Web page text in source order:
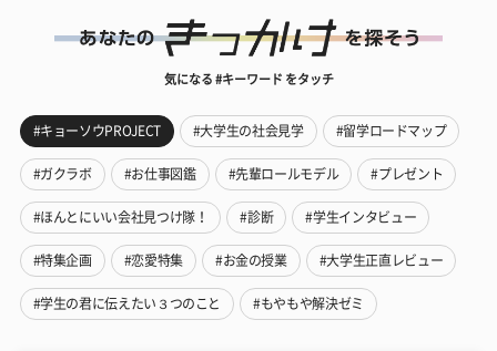
気になる #キーワード をタッチ
#キョーソウPROJECT #大学生の社会見学 #留学ロードマップ
#ガクラボ #お仕事図鑑 #先輩ロールモデル #プレゼント
#ほんとにいい会社見つけ隊！ #診断 #学生インタビュー
#特集企画 #恋愛特集 #お金の授業 #大学生正直レビュー
#学生の君に伝えたい３つのこと #もやもや解決ゼミ